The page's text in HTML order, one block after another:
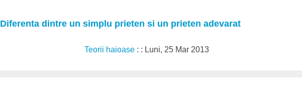
Diferenta dintre un simplu prieten si un prieten adevarat
Teorii haioase : : Luni, 25 Mar 2013